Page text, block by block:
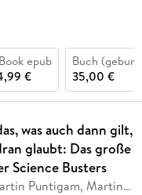
epub
€
Buch
35,00 €
was auch dann gilt,
glaubt: Das große
Science Busters
Puntigam, Martin